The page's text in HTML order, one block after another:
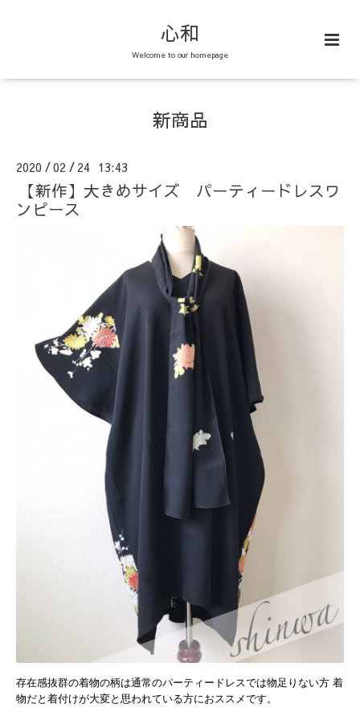
心和
Welcome to our homepage
新商品
2020 /02 / 24 13:43
【新作】大きめサイズ パーティードレスワ
ンピース
存在感抜群の着物の柄は通常のパーティードレスでは物足りない方 着
物だと着付けが大変と思われている方におススメです。